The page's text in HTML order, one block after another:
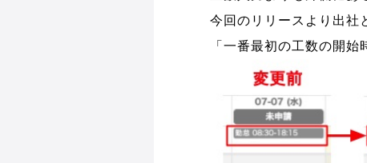
今回のリリースより出社
「一番最初の工数の開